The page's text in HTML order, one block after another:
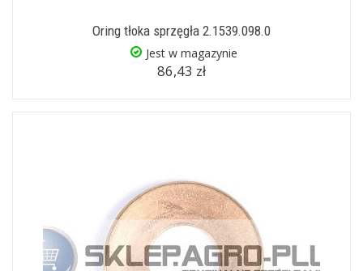
Oring tłoka sprzęgła 2.1539.098.0
Jest w magazynie
86,43 zł